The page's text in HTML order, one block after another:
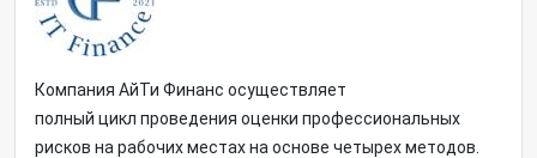
Компания АйТи Финанс осуществляет
полный цикл проведения оценки профессиональных
рисков на рабочих местах на основе четырех методов.